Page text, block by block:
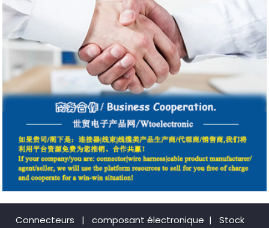
Connecteurs | composant électronique | Stock